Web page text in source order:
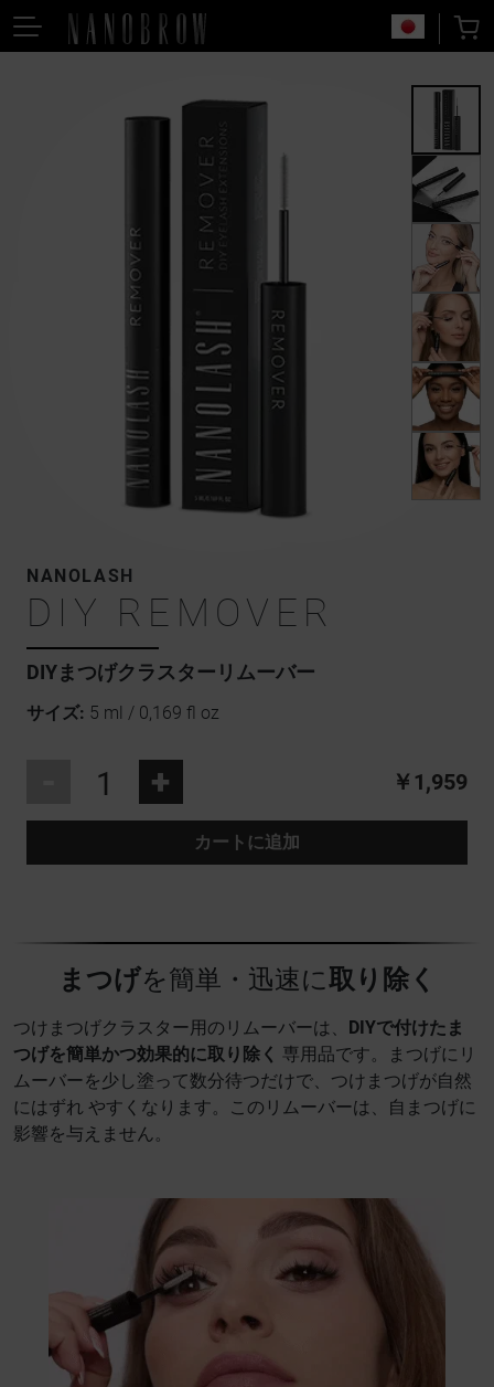
NANOLASH
DIY REMOVER
DIYまつげクラスターリムーバー
サイズ: 5 ml / 0,169 fl oz
+ ￥1,959
カートに追加
まつげを簡単・迅速に取り除く
つけまつげクラスター用のリムーバーは、
DIYで付けたま
つげを簡単かつ効果的に取り除く 専用品です。まつげにリ
ムーバーを少し塗って数分待つだけで、つけまつげが自然
にはずれ やすくなります。このリムーバーは、自まつげに
影響を与えません。